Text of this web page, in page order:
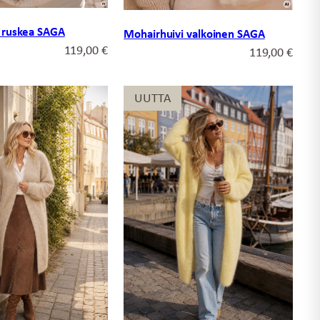
SAGA
119,00€
Mohairhuivi valkoinen SAGA
119,00€
UUTTA
UUTTA